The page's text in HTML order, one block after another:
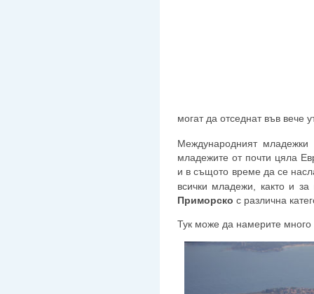
могат да отседнат във вече
Международният
младежите от почти цяла
и в същото време да се
всички младежи, както и
Приморско с различна
Тук може да намерите много